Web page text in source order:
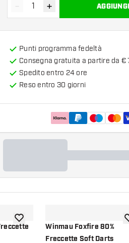
Diminuisci quantità
- Aumenta quantità
+
Punti programma fedeltà
Consegna gratuita a partire da €
Spedito entro 24 ore
Reso entro 30 giorni
aggiungi alla lista dei desideri
Winmau Foxfire 80%
Freccette Soft Darts